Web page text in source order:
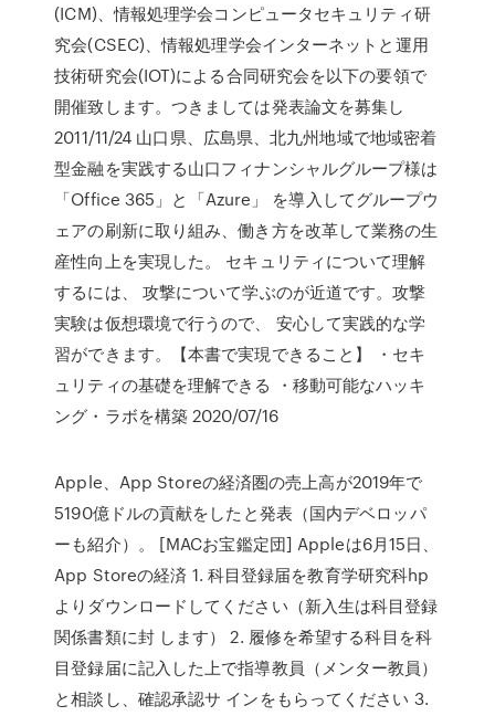
(ICM)、情報処理学会コンピュータセキュリティ研
究会(CSEC)、情報処理学会インターネットと運用
技術研究会(IOT)による合同研究会を以下の要領で
開催致します。つきましては発表論文を募集し
2011/11/24 山口県、広島県、北九州地域で地域密着
型金融を実践する山口フィナンシャルグループ様は
「Office 365」と「Azure」 を導入してグループウ
ェアの刷新に取り組み、働き方を改革して業務の生
産性向上を実現した。 セキュリティについて理解
するには、 攻撃について学ぶのが近道です。攻撃
実験は仮想環境で行うので、 安心して実践的な学
習ができます。【本書で実現できること】 ・セキ
ュリティの基礎を理解できる ・移動可能なハッキ
ング・ラボを構築 2020/07/16
Apple、App Storeの経済圏の売上高が2019年で
5190億ドルの貢献をしたと発表（国内デベロッパ
ーも紹介）。 [MACお宝鑑定団] Appleは6月15日、
App Storeの経済 1. 科目登録届を教育学研究科hp
よりダウンロードしてください（新入生は科目登録
関係書類に封 します） 2. 履修を希望する科目を科
目登録届に記入した上で指導教員（メンター教員）
と相談し、確認承認サ インをもらってください 3.